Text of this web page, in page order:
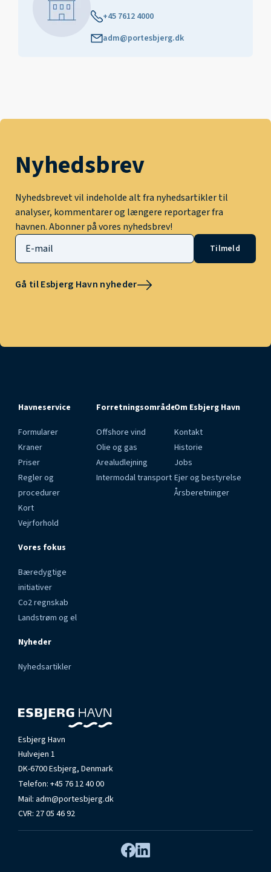
+45 7612 4000
adm@portesbjerg.dk
Nyhedsbrev
Nyhedsbrevet vil indeholde alt fra nyhedsartikler til
analyser, kommentarer og længere reportager fra
havnen. Abonner på vores nyhedsbrev!
Tilmeld
Gå til Esbjerg Havn nyheder
Esbjerg Havn
Hulvejen 1
DK-6700 Esbjerg, Denmark
Telefon: +45 76 12 40 00
Mail: adm@portesbjerg.dk
CVR: 27 05 46 92
Havneservice
Formularer
Kraner
Priser
Regler og
procedurer
Kort
Vejrforhold
Forretningsområder
Offshore vind
Olie og gas
Arealudlejning
Intermodal transport
Om Esbjerg Havn
Kontakt
Historie
Jobs
Ejer og bestyrelse
Årsberetninger
Vores fokus
Bæredygtige
initiativer
Co2 regnskab
Landstrøm og el
Nyheder
Nyhedsartikler